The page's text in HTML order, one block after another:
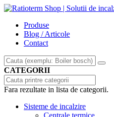
Produse
Blog / Articole
Contact
CATEGORII
Fara rezultate in lista de categorii.
Sisteme de incalzire
Centrale termice